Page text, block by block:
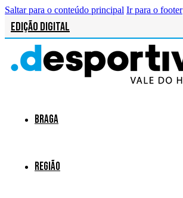
Saltar para o conteúdo principal Ir para o footer
Edição Digital
Braga
Região